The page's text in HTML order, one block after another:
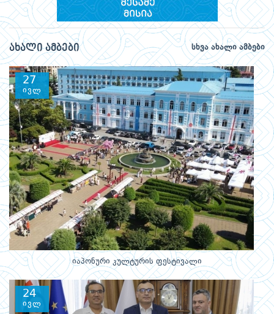
ახალი ამბები სხვა ახალი ამბები
27
ივლ
იაპონური კულტურის ფესტივალი
24
ივლ